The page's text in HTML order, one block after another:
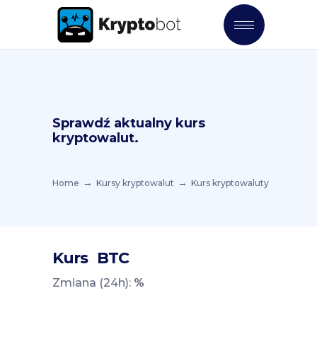
Sprawdź aktualny kurs
kryptowalut.
Home Kursy kryptowalut Kurs kryptowaluty
Kurs BTC
Zmiana (24h): %